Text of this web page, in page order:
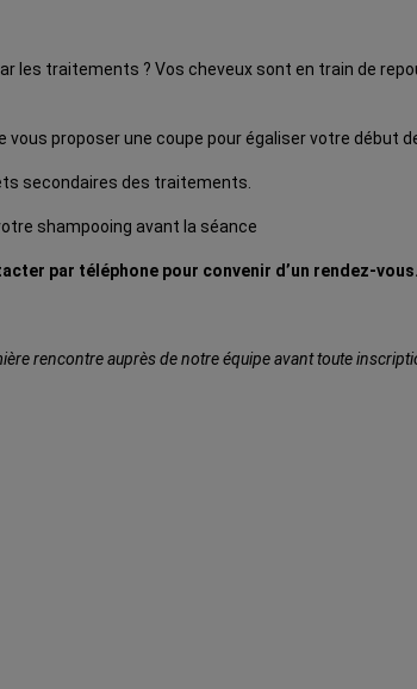
les traitements ? Vos cheveux sont en train de
proposer une coupe pour égaliser votre début
secondaires des traitements.
shampooing avant la séance
par téléphone pour convenir d’un rendez-vous.
rencontre auprès de notre équipe avant toute